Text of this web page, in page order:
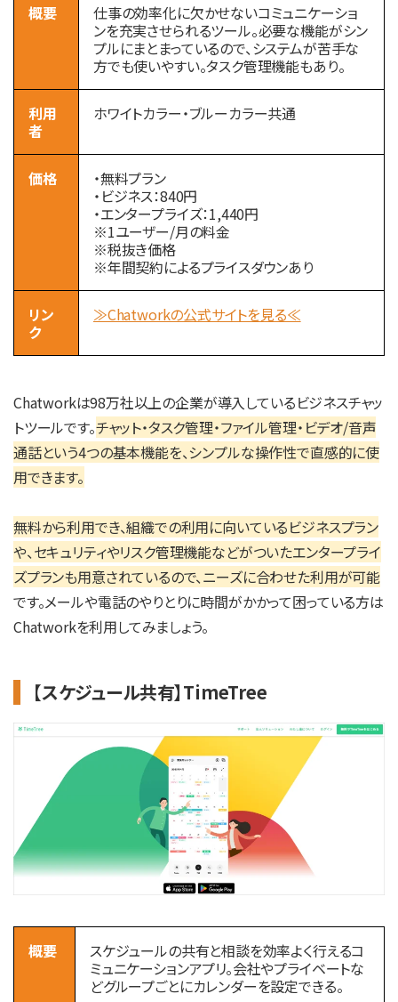
概要
仕事の効率化に欠かせないコミュニケーショ
ンを充実させられるツール。必要な機能がシン
プルにまとまっているので、システムが苦手な
方でも使いやすい。タスク管理機能もあり。
利用
者
ホワイトカラー・ブルーカラー共通
価格
・無料プラン
・ビジネス：840円
・エンタープライズ：1,440円
※1ユーザー/月の料金
※税抜き価格
※年間契約によるプライスダウンあり
リン
ク
≫Chatworkの公式サイトを見る≪
Chatworkは98万社以上の企業が導入しているビジネスチャッ
トツールです。チャット・タスク管理・ファイル管理・ビデオ/音声
通話という4つの基本機能を、シンプルな操作性で直感的に使
用できます。
無料から利用でき、組織での利用に向いているビジネスプラン
や、セキュリティやリスク管理機能などがついたエンタープライ
ズプランも用意されているので、ニーズに合わせた利用が可能
です。メールや電話のやりとりに時間がかかって困っている方は
Chatworkを利用してみましょう。
【スケジュール共有】TimeTree
概要
スケジュールの共有と相談を効率よく行えるコ
ミュニケーションアプリ。会社やプライベートな
どグループごとにカレンダーを設定できる。